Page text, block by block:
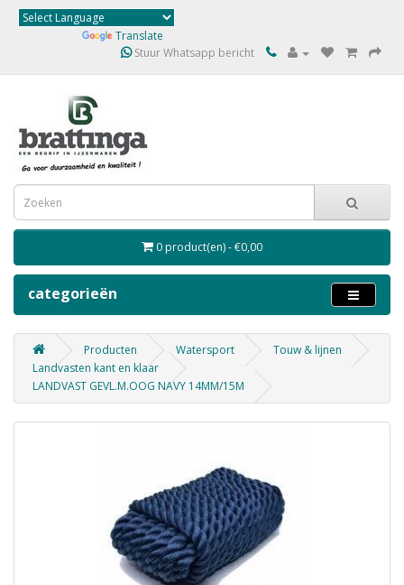
Translate
Stuur Whatsapp bericht
0 product(en) - €0,00
categorieën
Producten Watersport
Touw & lijnen
Landvasten kant en klaar
LANDVAST GEVL.M.OOG NAVY 14MM/15M